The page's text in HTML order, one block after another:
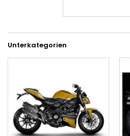
Unterkategorien